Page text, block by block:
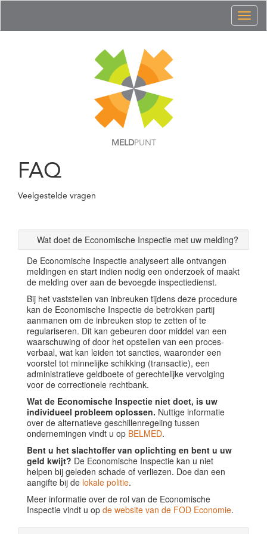
MELDPUNT
FAQ
Veelgestelde vragen
Wat doet de Economische Inspectie met uw melding?
De Economische Inspectie analyseert alle ontvangen
meldingen en start indien nodig een onderzoek of maakt
de melding over aan de bevoegde inspectiedienst.
Bij het vaststellen van inbreuken tijdens deze procedure
kan de Economische Inspectie de betrokken partij
aanmanen om de inbreuken stop te zetten of te
regulariseren. Dit kan gebeuren door middel van een
waarschuwing of door het opstellen van een proces-
verbaal, wat kan leiden tot sancties, waaronder een
voorstel tot minnelijke schikking (transactie), een
administratieve geldboete of gerechtelijke vervolging
voor de correctionele rechtbank.
Wat de Economische Inspectie niet doet, is uw
individueel probleem oplossen. Nuttige informatie
over de alternatieve geschillenregeling tussen
ondernemingen vindt u op BELMED.
Bent u het slachtoffer van oplichting en bent u uw
geld kwijt? De Economische Inspectie kan u niet
helpen bij geleden schade of verliezen. Doe dan een
aangifte bij de lokale politie.
Meer informatie over de rol van de Economische
Inspectie vindt u op de website van de FOD Economie.